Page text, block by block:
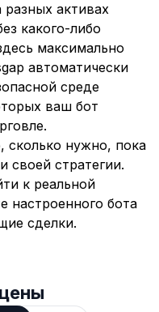
разных активах
какого-либо
максимально
автоматически
среде
ваш бот
сколько нужно, пока
своей стратегии.
к реальной
настроенного бота
сделки.